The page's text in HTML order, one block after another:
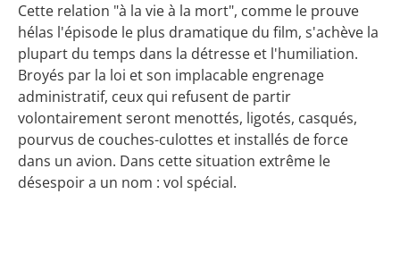
Cette relation "à la vie à la mort", comme le prouve
hélas l'épisode le plus dramatique du film, s'achève la
plupart du temps dans la détresse et l'humiliation.
Broyés par la loi et son implacable engrenage
administratif, ceux qui refusent de partir
volontairement seront menottés, ligotés, casqués,
pourvus de couches-culottes et installés de force
dans un avion. Dans cette situation extrême le
désespoir a un nom : vol spécial.